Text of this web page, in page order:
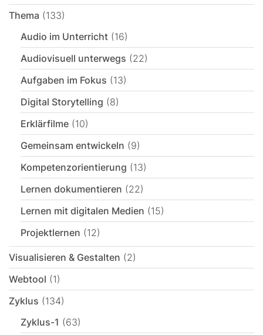
Thema (133)
Audio im Unterricht (16)
Audiovisuell unterwegs (22)
Aufgaben im Fokus (13)
Digital Storytelling (8)
Erklärfilme (10)
Gemeinsam entwickeln (9)
Kompetenzorientierung (13)
Lernen dokumentieren (22)
Lernen mit digitalen Medien (15)
Projektlernen (12)
Visualisieren & Gestalten (2)
Webtool (1)
Zyklus (134)
Zyklus-1 (63)